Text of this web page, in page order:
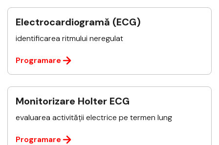
Electrocardiogramă (ECG)
identificarea ritmului neregulat
Programare
Monitorizare Holter ECG
evaluarea activității electrice pe termen lung
Programare